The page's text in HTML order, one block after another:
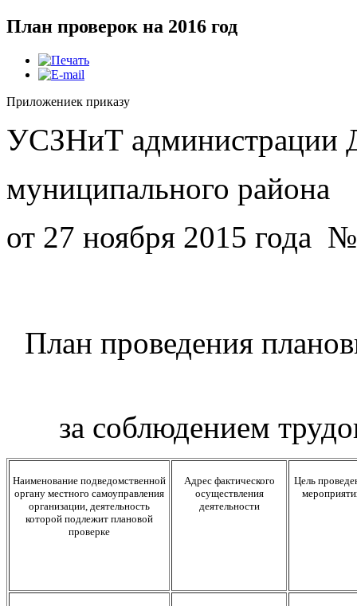
План проверок на 2016 год
Приложениек приказу
УСЗНиТ администрации
муниципального района
от 27 ноября 2015 года
План проведения
за соблюдением
Наименование подведомственной
органу местного самоуправления
организации, деятельность
которой подлежит плановой
проверке
Адрес фактического
осуществления
деятельности
Цель